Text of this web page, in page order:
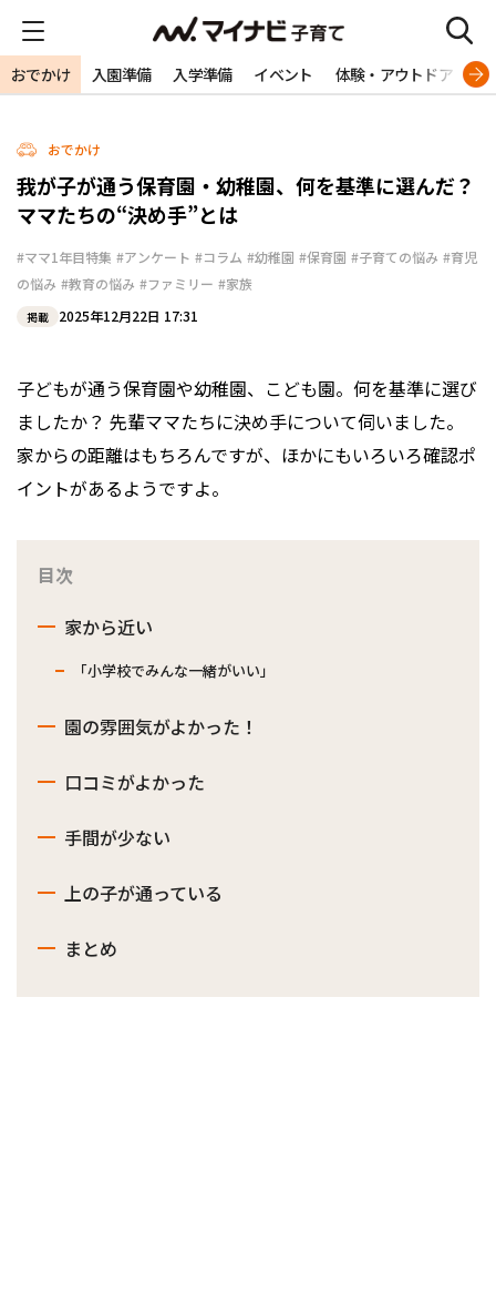
おでかけ 入園準備 入学準備 イベント 体験・アウトドア 旅
おでかけ
我が子が通う保育園・幼稚園、何を基準に選んだ？
ママたちの“決め手”とは
#ママ1年目特集 #アンケート #コラム #幼稚園 #保育園 #子育ての悩み #育児
の悩み #教育の悩み #ファミリー #家族
掲載 2025年12月22日 17:31
子どもが通う保育園や幼稚園、こども園。何を基準に選び
ましたか？ 先輩ママたちに決め手について伺いました。
家からの距離はもちろんですが、ほかにもいろいろ確認ポ
イントがあるようですよ。
目次
家から近い
「小学校でみんな一緒がいい」
園の雰囲気がよかった！
口コミがよかった
手間が少ない
上の子が通っている
まとめ